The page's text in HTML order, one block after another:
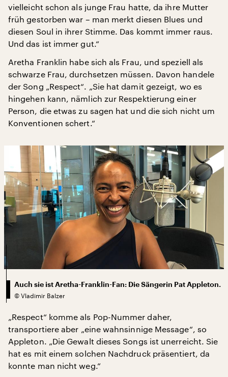
vielleicht schon als junge Frau hatte, da ihre Mutter
früh gestorben war – man merkt diesen Blues und
diesen Soul in ihrer Stimme. Das kommt immer raus.
Und das ist immer gut.“
Aretha Franklin habe sich als Frau, und speziell als
schwarze Frau, durchsetzen müssen. Davon handele
der Song „Respect“. „Sie hat damit gezeigt, wo es
hingehen kann, nämlich zur Respektierung einer
Person, die etwas zu sagen hat und die sich nicht um
Konventionen schert.“
Auch sie ist Aretha-Franklin-Fan: Die Sängerin Pat Appleton.
© Vladimir Balzer
„Respect“ komme als Pop-Nummer daher,
transportiere aber „eine wahnsinnige Message“, so
Appleton. „Die Gewalt dieses Songs ist unerreicht. Sie
hat es mit einem solchen Nachdruck präsentiert, da
konnte man nicht weg.“